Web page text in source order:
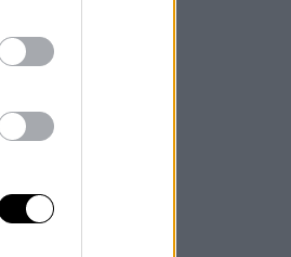
andra
mail
och blir
hur man blir
Jag får
har några